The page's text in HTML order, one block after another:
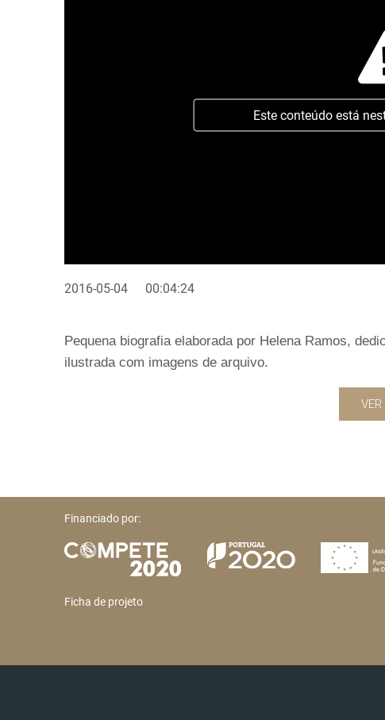
Este conteúdo está
2016-05-04 00:04:24
Pequena biografia elaborada por Helena Ramos,
ilustrada com imagens de arquivo.
Financiado por:
Ficha de projeto